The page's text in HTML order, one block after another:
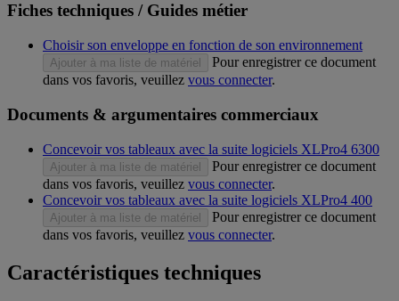
Fiches techniques / Guides métier
Choisir son enveloppe en fonction de son environnement
Ajouter à ma liste de matériel
Pour enregistrer ce document
dans vos favoris, veuillez vous connecter.
Documents & argumentaires commerciaux
Concevoir vos tableaux avec la suite logiciels XLPro4 6300
Ajouter à ma liste de matériel
Pour enregistrer ce document
dans vos favoris, veuillez vous connecter.
Concevoir vos tableaux avec la suite logiciels XLPro4 400
Ajouter à ma liste de matériel
Pour enregistrer ce document
dans vos favoris, veuillez vous connecter.
Caractéristiques techniques